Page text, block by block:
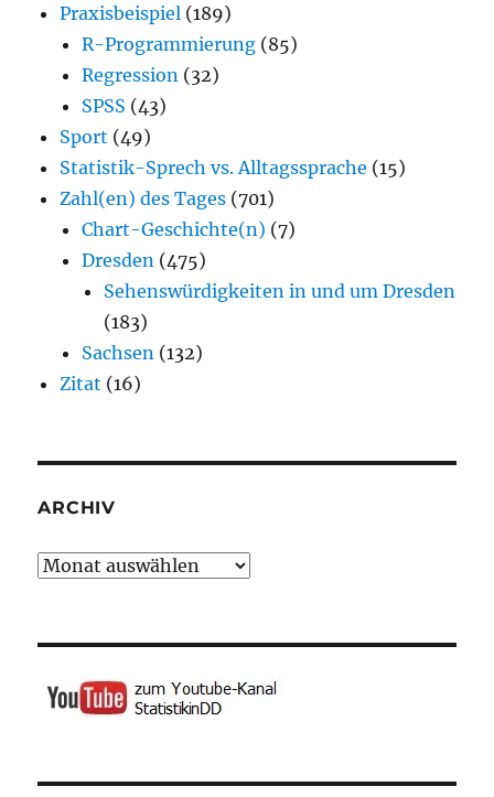
Praxisbeispiel (189)
R-Programmierung (85)
Regression (32)
SPSS (43)
Sport (49)
Statistik-Sprech vs. Alltagssprache (15)
Zahl(en) des Tages (701)
Chart-Geschichte(n) (7)
Dresden (475)
Sehenswürdigkeiten in und um Dresden
(183)
Sachsen (132)
Zitat (16)
ARCHIV
Archiv